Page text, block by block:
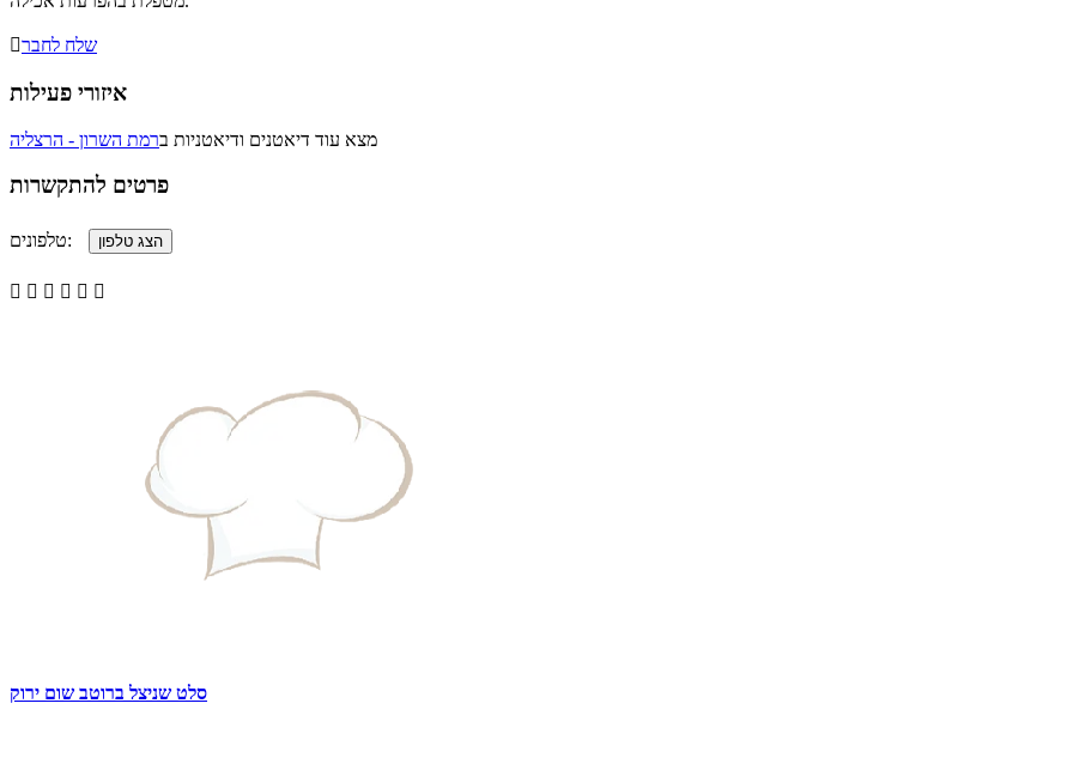
שלח לחבר
איזורי פעילות
מצא עוד דיאטנים ודיאטניות ברמת השרון - הרצליה
פרטים להתקשרות
טלפונים:
     
סלט שניצל ברוטב שום ירוק